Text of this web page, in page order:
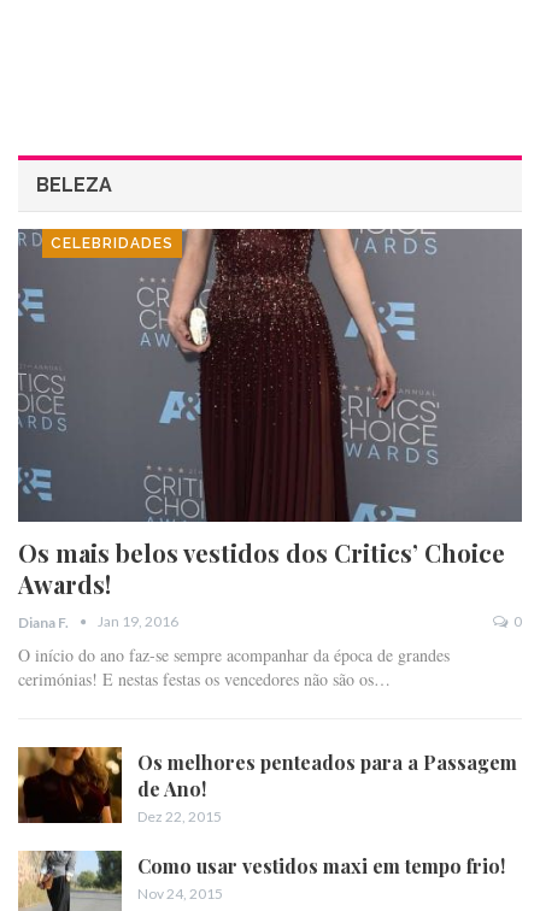
BELEZA
CELEBRIDADES
Os mais belos vestidos dos Critics’ Choice
Awards!
Diana F. Jan 19, 2016 0
O início do ano faz-se sempre acompanhar da época de grandes
cerimónias! E nestas festas os vencedores não são os…
Os melhores penteados para a Passagem
de Ano!
Dez 22, 2015
Como usar vestidos maxi em tempo frio!
Nov 24, 2015